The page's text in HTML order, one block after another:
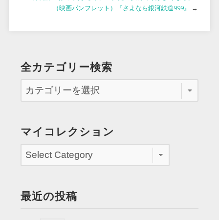
（映画パンフレット）『さよなら銀河鉄道999』
→
全カテゴリー検索
マイコレクション
最近の投稿